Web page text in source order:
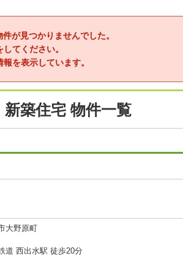
が見つかりませんでした。
てください。
を表示しています。
築住宅 物件一覧
大野原町
道 西出水駅 徒歩20分